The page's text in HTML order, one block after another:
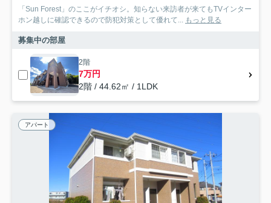
「Sun Forest」のここがイチオシ。知らない来訪者が来てもTVインター
ホン越しに確認できるので防犯対策として優れて... もっと見る
募集中の部屋
2階
7万円
2階 / 44.62㎡ / 1LDK
アパート